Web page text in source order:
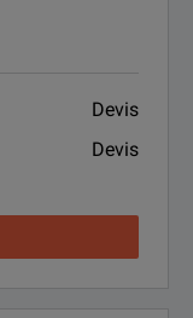
Devis
Devis